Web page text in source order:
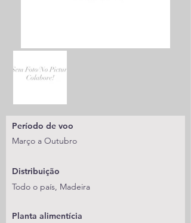
Período de voo
Março a Outubro
Distribuição
Todo o país, Madeira
Planta alimentícia